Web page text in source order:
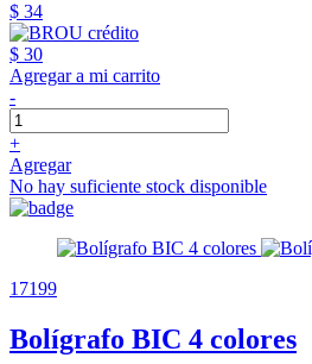
$ 34
$ 30
Agregar a mi carrito
-
+
Agregar
No hay suficiente stock disponible
17199
Bolígrafo BIC 4 colores